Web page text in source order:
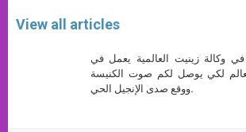
View all articles
وكالة زينيت العالمية يعمل في
لكي يوصل لكم صوت الكنيسة
ووقع صدى الإنجيل الحي.